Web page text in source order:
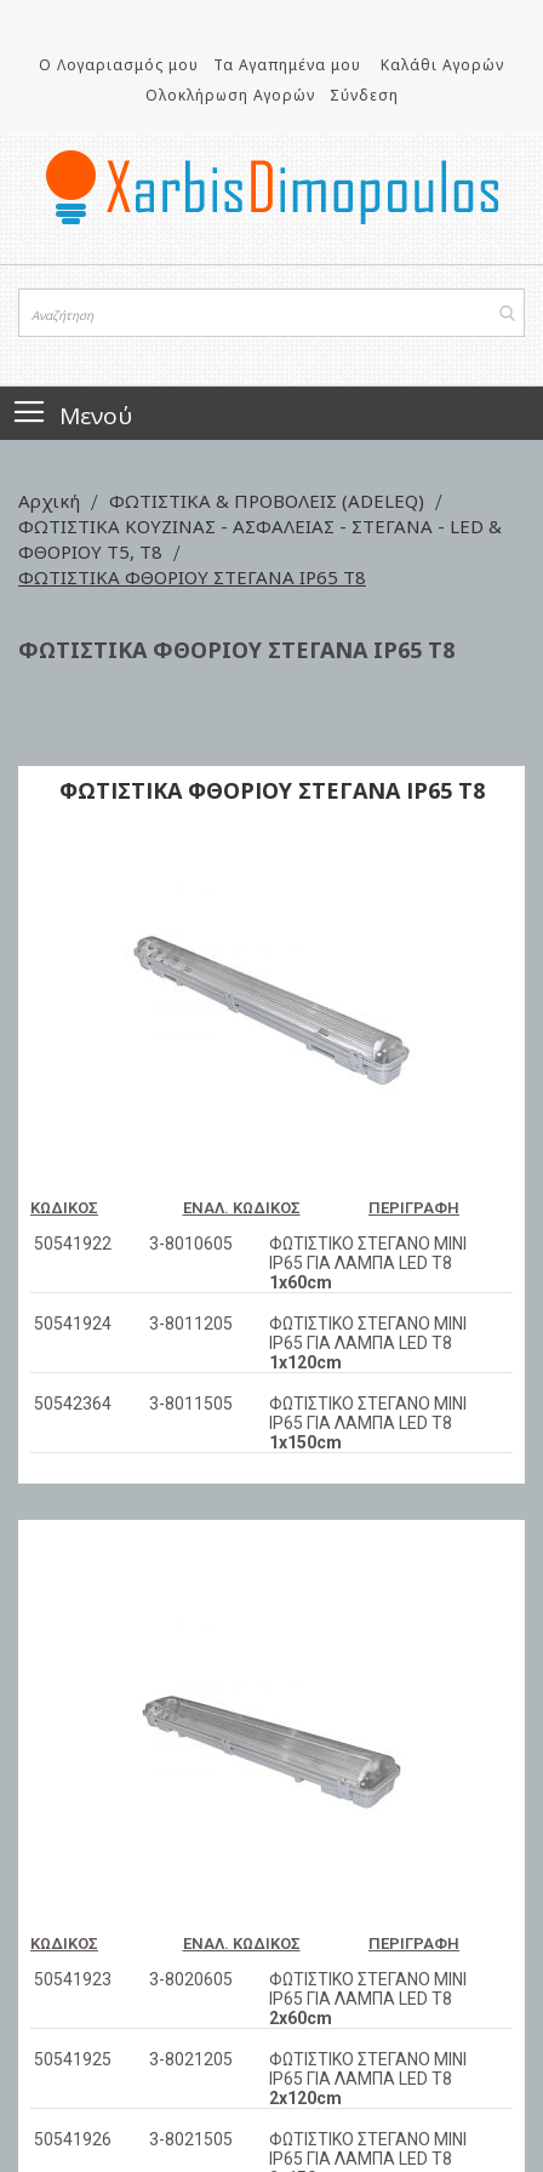
περιεχόμενο
Ο Λογαριασμός μου Τα Αγαπημένα μου
Καλάθι Αγορών
Ολοκλήρωση Αγορών
Σύνδεση
Μενού
Αρχική
ΦΩΤΙΣΤΙΚΑ & ΠΡΟΒΟΛΕΙΣ (ADELEQ)
ΦΩΤΙΣΤΙΚΑ ΚΟΥΖΙΝΑΣ - ΑΣΦΑΛΕΙΑΣ - ΣΤΕΓΑΝΑ - LED &
ΦΘΟΡΙΟΥ Τ5, Τ8
ΦΩΤΙΣΤΙΚΑ ΦΘΟΡΙΟΥ ΣΤΕΓΑΝΑ IP65 Τ8
ΦΩΤΙΣΤΙΚΑ ΦΘΟΡΙΟΥ ΣΤΕΓΑΝΑ IP65 Τ8
ΦΩΤΙΣΤΙΚΑ ΦΘΟΡΙΟΥ ΣΤΕΓΑΝΑ IP65 Τ8
ΚΩΔΙΚΌΣ ΕΝΑΛ. ΚΩΔΙΚΌΣ ΠΕΡΙΓΡΑΦΉ
50541922 3-8010605
ΦΩΤΙΣΤΙΚΟ ΣΤΕΓΑΝΟ ΜΙΝΙ
IP65 ΓΙΑ ΛΑΜΠΑ LED T8
1x60cm
50541924 3-8011205
ΦΩΤΙΣΤΙΚΟ ΣΤΕΓΑΝΟ ΜΙΝΙ
IP65 ΓΙΑ ΛΑΜΠΑ LED T8
1x120cm
50542364 3-8011505
ΦΩΤΙΣΤΙΚΟ ΣΤΕΓΑΝΟ ΜΙΝΙ
IP65 ΓΙΑ ΛΑΜΠΑ LED T8
1x150cm
ΚΩΔΙΚΌΣ ΕΝΑΛ. ΚΩΔΙΚΌΣ ΠΕΡΙΓΡΑΦΉ
50541923 3-8020605
ΦΩΤΙΣΤΙΚΟ ΣΤΕΓΑΝΟ ΜΙΝΙ
IP65 ΓΙΑ ΛΑΜΠΑ LED T8
2x60cm
50541925 3-8021205
ΦΩΤΙΣΤΙΚΟ ΣΤΕΓΑΝΟ ΜΙΝΙ
IP65 ΓΙΑ ΛΑΜΠΑ LED T8
2x120cm
50541926 3-8021505
ΦΩΤΙΣΤΙΚΟ ΣΤΕΓΑΝΟ ΜΙΝΙ
IP65 ΓΙΑ ΛΑΜΠΑ LED T8